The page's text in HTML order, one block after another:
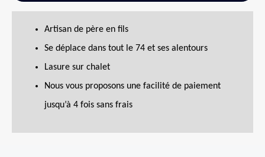
Artisan de père en fils
Se déplace dans tout le 74 et ses alentours
Lasure sur chalet
Nous vous proposons une facilité de paiement
jusqu’à 4 fois sans frais